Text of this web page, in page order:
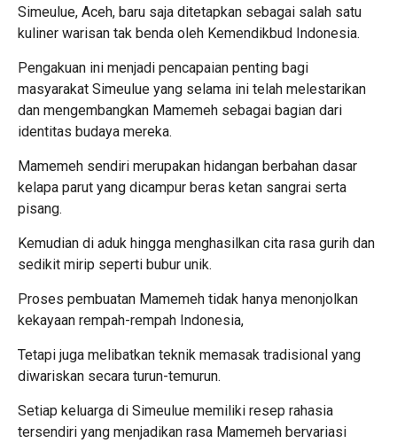
Simeulue, Aceh, baru saja ditetapkan sebagai salah satu
kuliner warisan tak benda oleh Kemendikbud Indonesia.
Pengakuan ini menjadi pencapaian penting bagi
masyarakat Simeulue yang selama ini telah melestarikan
dan mengembangkan Mamemeh sebagai bagian dari
identitas budaya mereka.
Mamemeh sendiri merupakan hidangan berbahan dasar
kelapa parut yang dicampur beras ketan sangrai serta
pisang.
Kemudian di aduk hingga menghasilkan cita rasa gurih dan
sedikit mirip seperti bubur unik.
Proses pembuatan Mamemeh tidak hanya menonjolkan
kekayaan rempah-rempah Indonesia,
Tetapi juga melibatkan teknik memasak tradisional yang
diwariskan secara turun-temurun.
Setiap keluarga di Simeulue memiliki resep rahasia
tersendiri yang menjadikan rasa Mamemeh bervariasi